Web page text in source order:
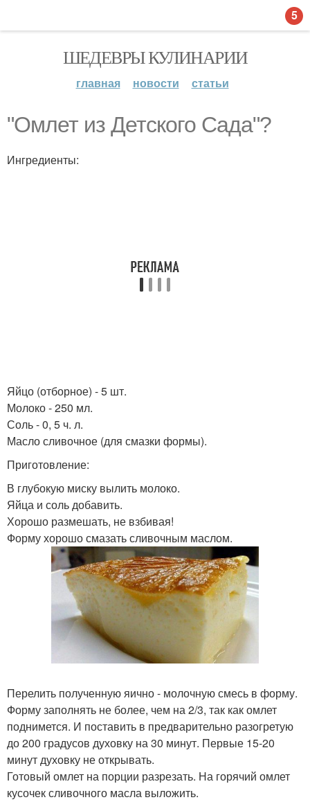
ШЕДЕВРЫ КУЛИНАРИИ
главная новости статьи
"Омлет из Детского Сада"?
Ингредиенты:
Яйцо (отборное) - 5 шт.
Молоко - 250 мл.
Соль - 0, 5 ч. л.
Масло сливочное (для смазки формы).
Приготовление:
В глубокую миску вылить молоко.
Яйца и соль добавить.
Хорошо размешать, не взбивая!
Форму хорошо смазать сливочным маслом.
Перелить полученную яично - молочную смесь в форму.
Форму заполнять не более, чем на 2/3, так как омлет
поднимется. И поставить в предварительно разогретую
до 200 градусов духовку на 30 минут. Первые 15-20
минут духовку не открывать.
Готовый омлет на порции разрезать. На горячий омлет
кусочек сливочного масла выложить.
5